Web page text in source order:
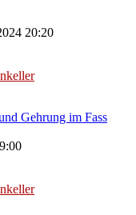
20:20
Gehrung im Fass